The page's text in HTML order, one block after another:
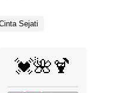
paling populer terlebih
Dimuka dengan emoji
Sejati
💓🌺🍹